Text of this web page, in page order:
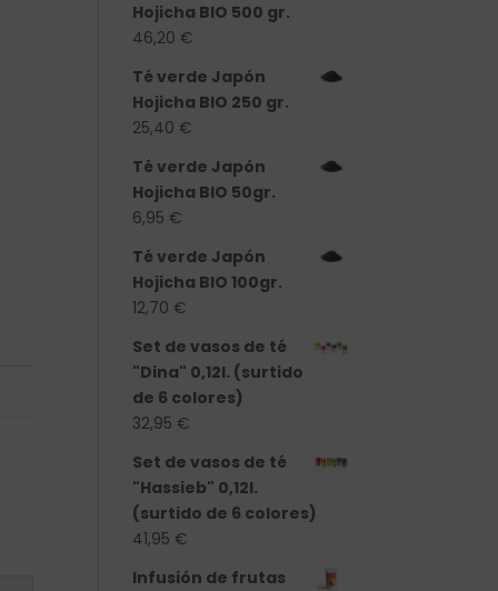
Hojicha BIO 500 gr.
46,20 €
Té verde Japón
Hojicha BIO 250 gr.
25,40 €
Té verde Japón
Hojicha BIO 50gr.
6,95 €
Té verde Japón
Hojicha BIO 100gr.
12,70 €
Set de vasos de té
"Dina" 0,12l. (surtido
de 6 colores)
32,95 €
Set de vasos de té
"Hassieb" 0,12l.
(surtido de 6 colores)
41,95 €
Infusión de frutas